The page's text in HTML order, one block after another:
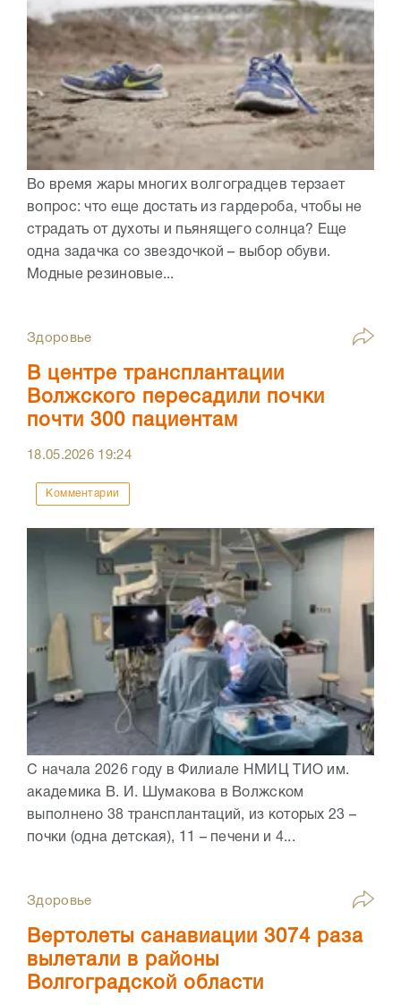
Во время жары многих волгоградцев терзает
вопрос: что еще достать из гардероба, чтобы не
страдать от духоты и пьянящего солнца? Еще
одна задачка со звездочкой – выбор обуви.
Модные резиновые...
Здоровье
В центре трансплантации
Волжского пересадили почки
почти 300 пациентам
18.05.2026 19:24
Комментарии
С начала 2026 году в Филиале НМИЦ ТИО им.
академика В. И. Шумакова в Волжском
выполнено 38 трансплантаций, из которых 23 –
почки (одна детская), 11 – печени и 4...
Здоровье
Вертолеты санавиации 3074 раза
вылетали в районы
Волгоградской области